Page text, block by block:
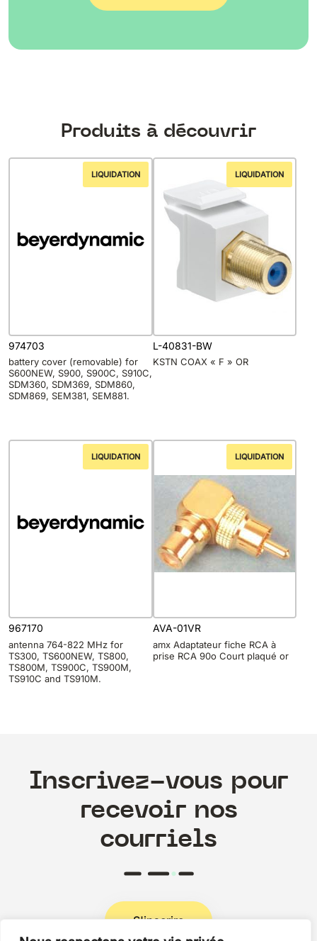
Produits à découvrir
LIQUIDATION
974703
battery cover (removable) for
S600NEW, S900, S900C, S910C,
SDM360, SDM369, SDM860,
SDM869, SEM381, SEM881.
LIQUIDATION
L-40831-BW
KSTN COAX « F » OR
LIQUIDATION
967170
antenna 764-822 MHz for
TS300, TS600NEW, TS800,
TS800M, TS900C, TS900M,
TS910C and TS910M.
LIQUIDATION
AVA-01VR
amx Adaptateur fiche RCA à
prise RCA 90o Court plaqué or
Inscrivez-vous pour
recevoir nos
courriels
S'inscrire